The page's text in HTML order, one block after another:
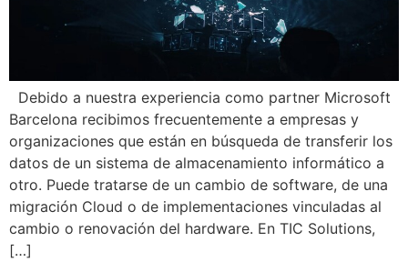
Debido a nuestra experiencia como partner Microsoft
Barcelona recibimos frecuentemente a empresas y
organizaciones que están en búsqueda de transferir los
datos de un sistema de almacenamiento informático a
otro. Puede tratarse de un cambio de software, de una
migración Cloud o de implementaciones vinculadas al
cambio o renovación del hardware. En TIC Solutions,
[…]